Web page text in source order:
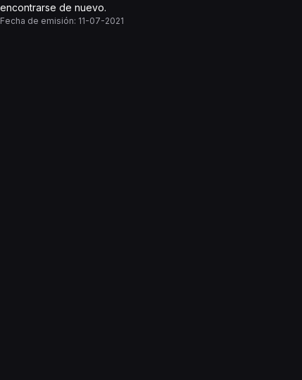
encontrarse de nuevo.
Fecha de emisión: 11-07-2021